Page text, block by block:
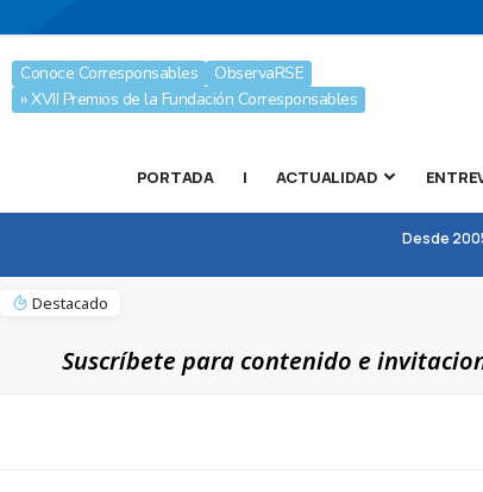
Conoce Corresponsables
ObservaRSE
» XVII Premios de la Fundación Corresponsables
PORTADA | ACTUALIDAD
Desde
Destacado
Suscríbete para contenido e